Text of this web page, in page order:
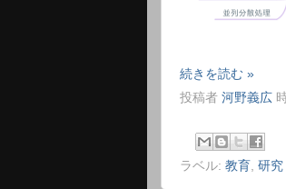
続きを読む »
投稿者 河野義広
ラベル: 教育, 研究